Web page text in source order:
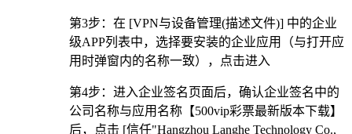
第3步：在 [VPN与设备管理(描述文件)] 中的企业
级APP列表中，选择要安装的企业应用（与打开应
用时弹窗内的名称一致），点击进入
第4步：进入企业签名页面后，确认企业签名中的
公司名称与应用名称【500vip彩票最新版本下载】
后，点击 [信任"Hangzhou Langhe Technology Co.,